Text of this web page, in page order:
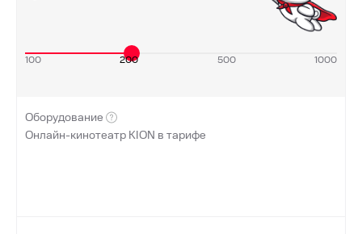
100 200 500 1000
Оборудование
Онлайн-кинотеатр KION в тарифе